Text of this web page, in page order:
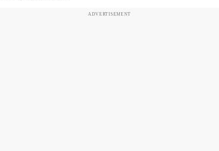
ADVERTISEMENT